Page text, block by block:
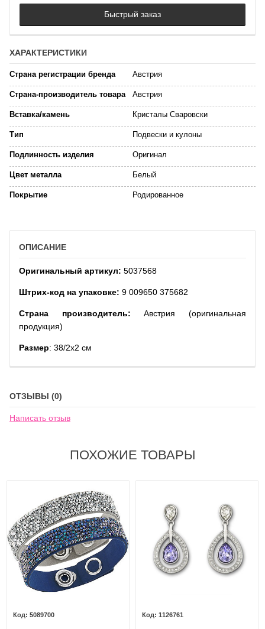
Быстрый заказ
ХАРАКТЕРИСТИКИ
Страна регистрации бренда Австрия
Страна-производитель товара Австрия
Вставка/камень Кристалы Сваровски
Тип Подвески и кулоны
Подлинность изделия Оригинал
Цвет металла Белый
Покрытие Родированное
ОПИСАНИЕ
Оригинальный артикул: 5037568
Штрих-код на упаковке: 9 009650 375682
Страна производитель:Австрия (оригинальная
продукция)
Размер: 38/2x2 см
ОТЗЫВЫ (0)
Написать отзыв
ПОХОЖИЕ ТОВАРЫ
5089700 1126761